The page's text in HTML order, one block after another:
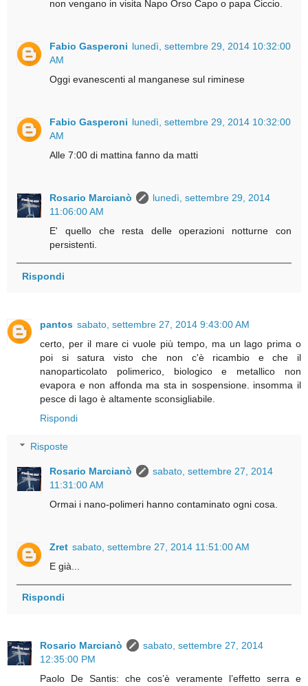
non vengano in visita Napo Orso Capo o papa Ciccio.
Fabio Gasperoni lunedì, settembre 29, 2014 10:32:00
AM
Oggi evanescenti al manganese sul riminese
Fabio Gasperoni lunedì, settembre 29, 2014 10:32:00
AM
Alle 7:00 di mattina fanno da matti
Rosario Marcianò
lunedì, settembre 29, 2014
11:06:00 AM
E' quello che resta delle operazioni notturne con
persistenti.
Rispondi
pantos sabato, settembre 27, 2014 9:43:00 AM
certo, per il mare ci vuole più tempo, ma un lago prima o
poi si satura visto che non c'è ricambio e che il
nanoparticolato polimerico, biologico e metallico non
evapora e non affonda ma sta in sospensione. insomma il
pesce di lago è altamente sconsigliabile.
Rispondi
Risposte
Rosario Marcianò
sabato, settembre 27, 2014
11:31:00 AM
Ormai i nano-polimeri hanno contaminato ogni cosa.
Zret sabato, settembre 27, 2014 11:51:00 AM
E già...
Rispondi
Rosario Marcianò
sabato, settembre 27, 2014
12:35:00 PM
Paolo De Santis: che cos’è veramente l’effetto serra e